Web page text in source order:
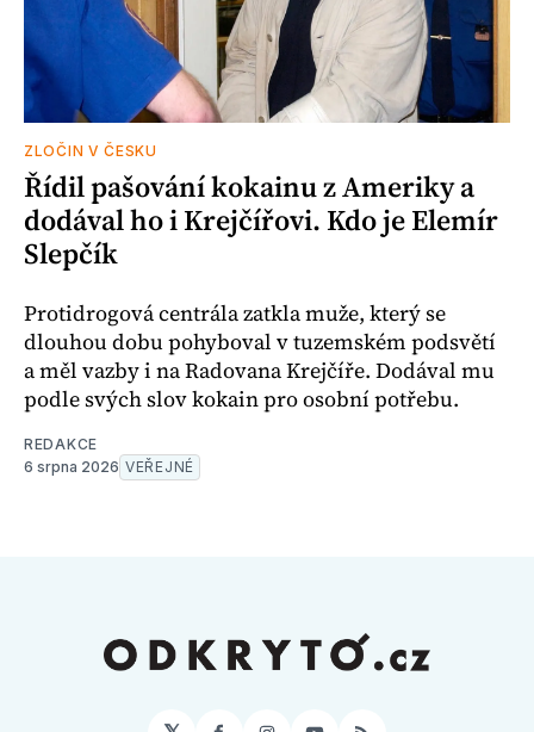
ZLOČIN V ČESKU
Řídil pašování kokainu z Ameriky a
dodával ho i Krejčířovi. Kdo je Elemír
Slepčík
Protidrogová centrála zatkla muže, který se
dlouhou dobu pohyboval v tuzemském podsvětí
a měl vazby i na Radovana Krejčíře. Dodával mu
podle svých slov kokain pro osobní potřebu.
REDAKCE
6 srpna 2026 VEŘEJNÉ